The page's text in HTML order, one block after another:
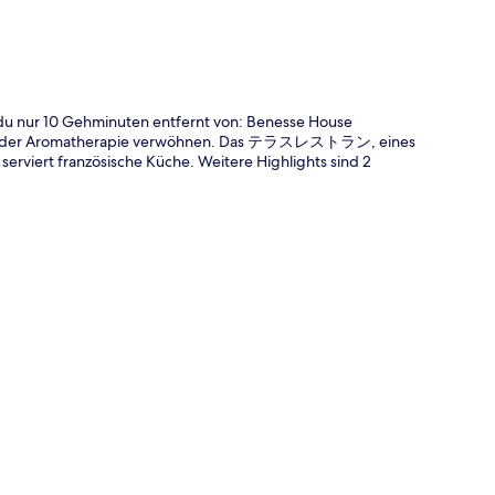
nur 10 Gehminuten entfernt von: Benesse House
Aromatherapie verwöhnen. Das テラスレストラン, eines
französische Küche. Weitere Highlights sind 2